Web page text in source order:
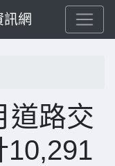
網
道路交
10,291